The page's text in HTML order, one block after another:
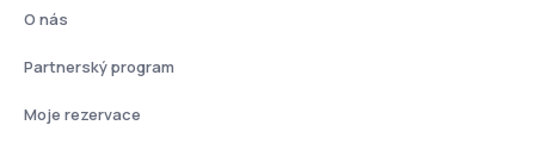
O nás
Partnerský program
Moje rezervace